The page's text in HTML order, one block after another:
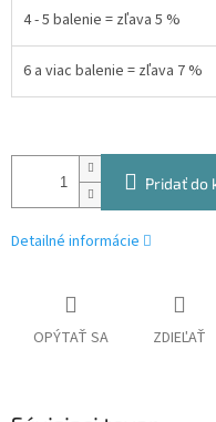
4 - 5 balenie = zľava 5 %
6 a viac balenie = zľava 7 %
Pridať do
Detailné informácie
OPÝTAŤ SA ZDIEĽAŤ